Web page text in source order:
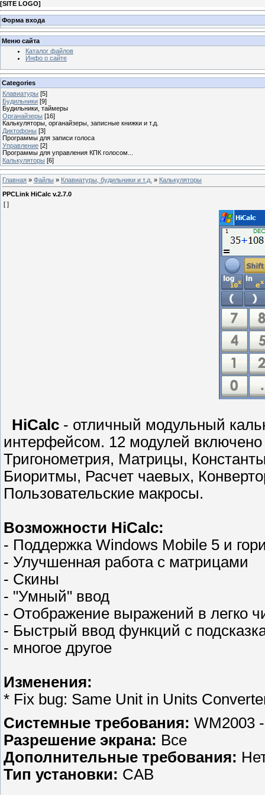
[SITE LOGO]
Форма входа
Меню сайта
Каталог файлов
Инфо о сайте
Categories
Клавиатуры [5]
Будильники [9]
Будильники, таймеры
Органайзеры [16]
Калькуляторы, органайзеры, записные книжки и т.д.
Диктофоны [3]
Программы для записи голоса
Управление [2]
Программы для управления КПК голосом...
Калькуляторы [6]
Главная » Файлы » Клавиатуры, будильники и т.д. » Калькуляторы
PPCLink HiCalc v.2.7.0
[ ]
HiCalc - отличный модульный
интерфейсом. 12 модулей
Тригонометрия, Матрицы,
Биоритмы, Расчет чаевых,
Пользовательские макросы.
Возможности HiCalc:
- Поддержка Windows Mobile 5 и
- Улучшенная работа с матрицами
- Скины
- "Умный" ввод
- Отображение выражений в легко
- Быстрый ввод функций с
- многое другое
Изменения:
* Fix bug: Same Unit in Units
Системные требования: WM2003
Разрешение экрана: Все
Дополнительные требования:
Тип установки: CAB